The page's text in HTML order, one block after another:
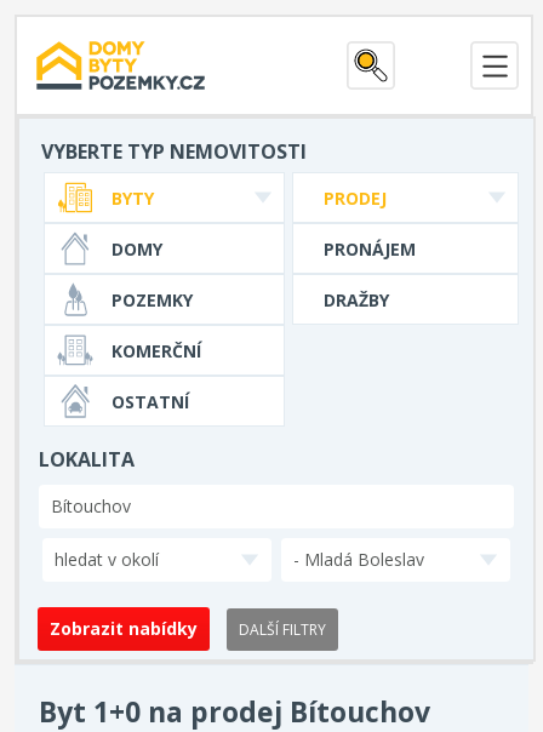
VYBERTE TYP NEMOVITOSTI
PRODEJ
PRONÁJEM
DRAŽBY
BYTY
DOMY
POZEMKY
KOMERČNÍ
OSTATNÍ
LOKALITA
hledat v okolí - Mladá Boleslav
DALŠÍ FILTRY
Byt 1+0 na prodej Bítouchov